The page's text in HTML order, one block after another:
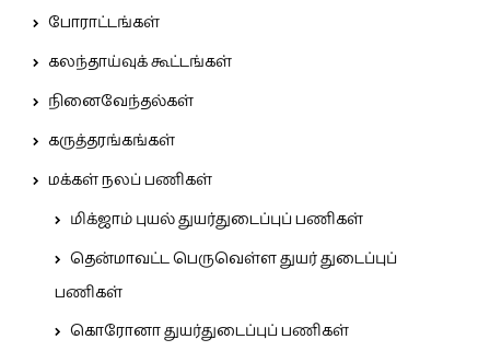
போராட்டங்கள்
கலந்தாய்வுக் கூட்டங்கள்
நினைவேந்தல்கள்
கருத்தரங்கங்கள்
மக்கள் நலப் பணிகள்
மிக்ஜாம் புயல் துயர்துடைப்புப் பணிகள்
தென்மாவட்ட பெருவெள்ள துயர் துடைப்புப்
பணிகள்
கொரோனா துயர்துடைப்புப் பணிகள்